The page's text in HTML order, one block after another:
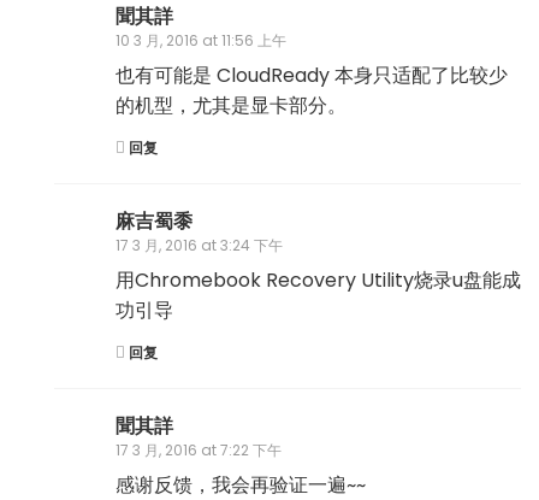
聞其詳
10 3 月, 2016 at 11:56 上午
也有可能是 CloudReady 本身只适配了比较少
的机型，尤其是显卡部分。
回复
麻吉蜀黍
17 3 月, 2016 at 3:24 下午
用Chromebook Recovery Utility烧录u盘能成
功引导
回复
聞其詳
17 3 月, 2016 at 7:22 下午
感谢反馈，我会再验证一遍~~